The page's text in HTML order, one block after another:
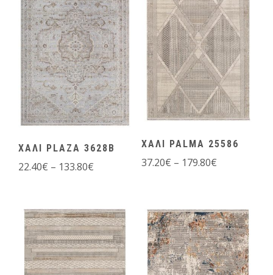
ΧΑΛΙ PLAZA 3628B
22.40€ – 133.80€
ΧΑΛΙ PALMA 25586
37.20€ – 179.80€